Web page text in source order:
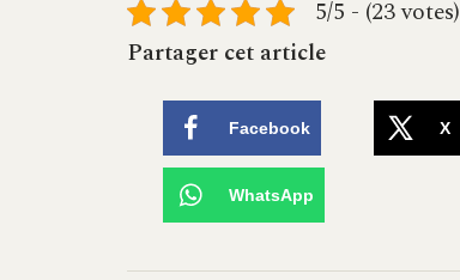
5/5 - (23 votes)
Partager cet article
Facebook X
WhatsApp